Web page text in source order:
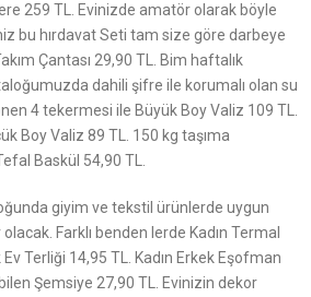
259 TL. Evinizde amatör olarak böyle
bu hırdavat Seti tam size göre darbeye
Çantası 29,90 TL. Bim haftalık
dahili şifre ile korumalı olan su
4 tekermesi ile Büyük Boy Valiz 109 TL.
Boy Valiz 89 TL. 150 kg taşıma
Baskül 54,90 TL.
giyim ve tekstil ürünlerde uygun
Farklı benden lerde Kadın Termal
Terliği 14,95 TL. Kadın Erkek Eşofman
Şemsiye 27,90 TL. Evinizin dekor